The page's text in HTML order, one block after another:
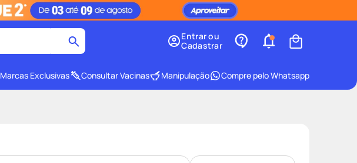
Entrar ou
Cadastrar
Marcas Exclusivas Consultar Vacinas Manipulação Compre pelo Whatsapp